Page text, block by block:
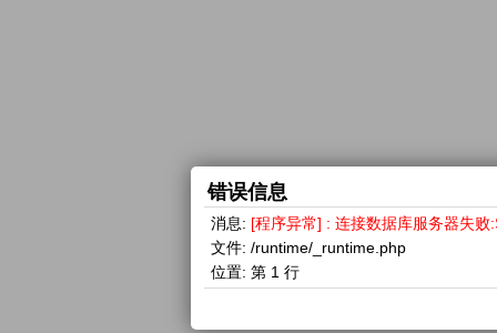
错误信息
消息: [程序异常] : 连接数据库服务器失
文件: /runtime/_runtime.php
位置: 第 1 行